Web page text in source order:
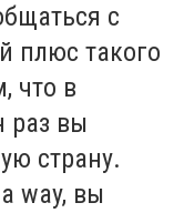
с
плюс такого
что в
раз вы
страну.
way, вы